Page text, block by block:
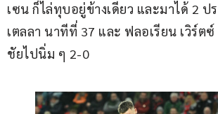
เซน ก็ไล่ทุบอยู่ข้างเดียว และมาได้ 2 ป
เตลลา นาทีที่ 37 และ ฟลอเรียน เวิร์ต
ชัยไปนิ่ม ๆ 2-0